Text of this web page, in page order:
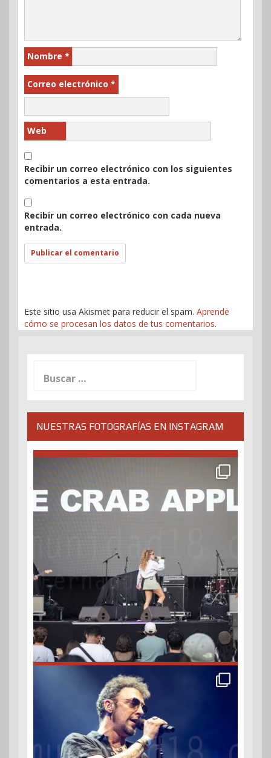
Nombre *
Correo electrónico *
Web
Recibir un correo electrónico con los siguientes
comentarios a esta entrada.
Recibir un correo electrónico con cada nueva
entrada.
Este sitio usa Akismet para reducir el spam. Aprende
cómo se procesan los datos de tus comentarios.
NUESTRAS FOTOGRAFÍAS EN INSTAGRAM